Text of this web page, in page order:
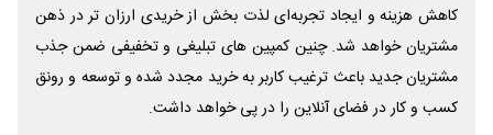
کاهش هزینه و ایجاد تجربه‌ای لذت بخش از خریدی ارزان تر در ذهن
مشتریان خواهد شد. چنین کمپین های تبلیغی و تخفیفی ضمن جذب
مشتریان جدید باعث ترغیب کاربر به خرید مجدد شده و توسعه و رونق
کسب و کار در فضای آنلاین را در پی خواهد داشت.